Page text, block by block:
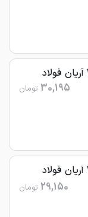
30,195 تومان
29,150 تومان